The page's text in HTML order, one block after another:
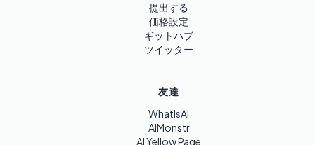
提出する
価格設定
ギットハブ
ツイッター
友達
WhatIsAI
AIMonstr
AI Yellow Page